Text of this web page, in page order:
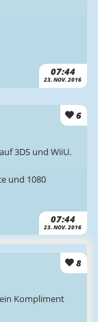
07:44
23. NOV. 2016
6
07:44
23. NOV. 2016
3DS und WiiU.
und 1080
8
Kompliment